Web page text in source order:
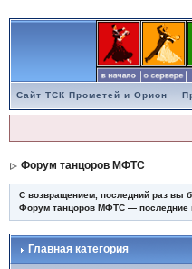
Сайт ТСК Прометей и Орион
Форум танцоров МФТС
С возвращением, последний раз вы
Форум танцоров МФТС — последние
Главная категория